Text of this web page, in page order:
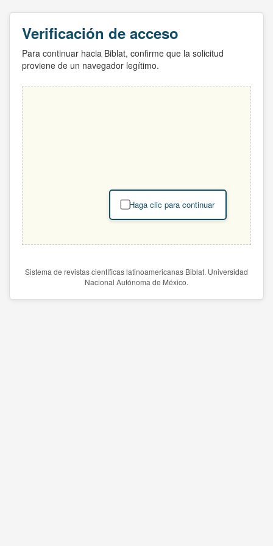
Verificación de acceso
Para continuar hacia Biblat, confirme que la solicitud
proviene de un navegador legítimo.
Haga clic para continuar
Sistema de revistas científicas latinoamericanas Biblat. Universidad
Nacional Autónoma de México.